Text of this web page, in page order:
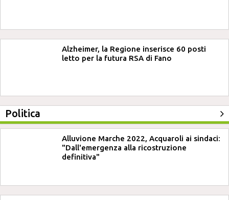
Alzheimer, la Regione inserisce 60 posti
letto per la futura RSA di Fano
Politica
Alluvione Marche 2022, Acquaroli ai sindaci:
"Dall'emergenza alla ricostruzione
definitiva"